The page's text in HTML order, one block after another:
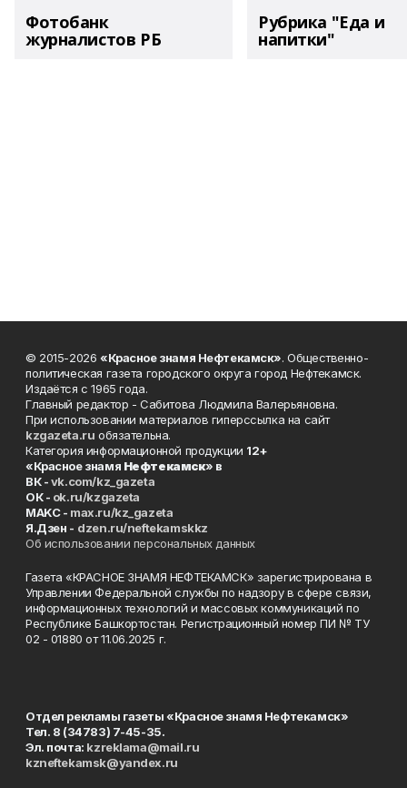
Фотобанк
журналистов РБ
Рубрика "Еда и
напитки"
© 2015-2026 «Красное знамя Нефтекамск». Общественно-
политическая газета городского округа город Нефтекамск.
Издаётся с 1965 года.
Главный редактор - Сабитова Людмила Валерьяновна.
При использовании материалов гиперссылка на сайт
kzgazeta.ru обязательна.
Категория информационной продукции 12+
«Красное знамя Нефтекамск» в
ВК -vk.com/kz_gazeta
ОК - ok.ru/kzgazeta
MAKC - max.ru/kz_gazeta
Я.Дзен - dzen.ru/neftekamskkz
Об использовании персональных данных
Газета «КРАСНОЕ ЗНАМЯ НЕФТЕКАМСК» зарегистрирована в
Управлении Федеральной службы по надзору в сфере связи,
информационных технологий и массовых коммуникаций по
Республике Башкортостан. Регистрационный номер ПИ № ТУ
02 - 01880 от 11.06.2025 г.
Отдел рекламы газеты «Красное знамя Нефтекамск»
Тел. 8 (34783) 7-45-35.
Эл. почта: kzreklama@mail.ru
kzneftekamsk@yandex.ru